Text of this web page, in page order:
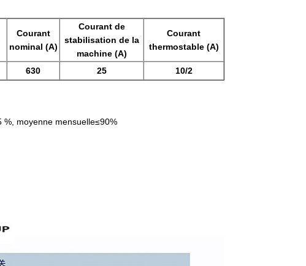
Courant
nominal (A)
Courant de
stabilisation de la
machine (A)
Courant
thermostable (A)
630 25 10/2
%, moyenne mensuelle≤90%